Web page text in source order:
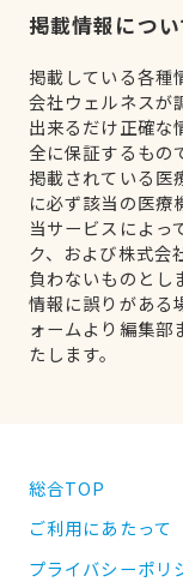
掲載情報につい
掲載している各種
会社ウェルネスが
出来るだけ正確な
全に保証するもの
掲載されている医
に必ず該当の医療
当サービスによっ
ク、および株式会
負わないものとし
情報に誤りがある
ォームより編集部
たします。
総合TOP
ご利用にあたって
プライバシーポリ